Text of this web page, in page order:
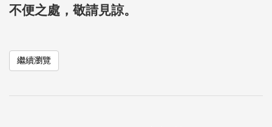
不便之處，敬請見諒。
繼續瀏覽